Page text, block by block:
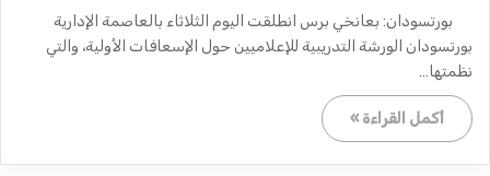
بورتسودان: بعانخي برس انطلقت اليوم الثلاثاء بالعاصمة الإدارية
بورتسودان الورشة التدريبية للإعلاميين حول الإسعافات الأولية، والتي
نظمتها…
أكمل القراءة »